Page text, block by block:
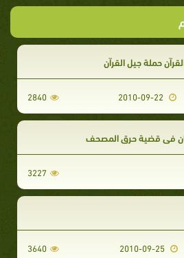
حملة جيل القرآن
2840
في قضية حرق المصحف
3227
3640